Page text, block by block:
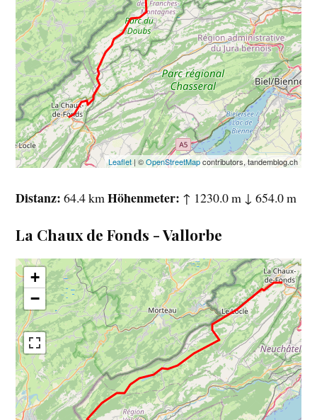
Leaflet| ©OpenStreetMapcontributors, tandemblog.ch
Distanz 64.4 km Höhenmeter ↑ 1230.0 m ↓ 654.0 m
La Chaux de Fonds - Vallorbe
+
−